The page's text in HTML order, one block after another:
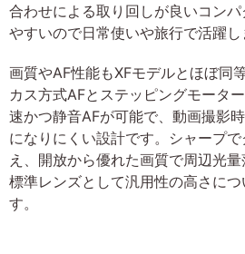
合わせによる取り回しが良いコン
やすいので日常使いや旅行で活躍し
画質やAF性能もXFモデルとほぼ同
カス方式AFとステッピングモータ
速かつ静音AFが可能で、動画撮影
になりにくい設計です。シャープ
え、開放から優れた画質で周辺光量
標準レンズとして汎用性の高さに
す。